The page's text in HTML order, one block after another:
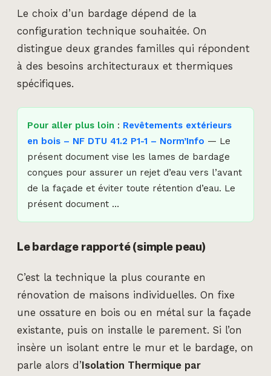
Le choix d’un bardage dépend de la
configuration technique souhaitée. On
distingue deux grandes familles qui répondent
à des besoins architecturaux et thermiques
spécifiques.
Pour aller plus loin : Revêtements extérieurs
en bois – NF DTU 41.2 P1-1 – Norm’Info — Le
présent document vise les lames de bardage
conçues pour assurer un rejet d’eau vers l’avant
de la façade et éviter toute rétention d’eau. Le
présent document …
Le bardage rapporté (simple peau)
C’est la technique la plus courante en
rénovation de maisons individuelles. On fixe
une ossature en bois ou en métal sur la façade
existante, puis on installe le parement. Si l’on
insère un isolant entre le mur et le bardage, on
parle alors d’Isolation Thermique par